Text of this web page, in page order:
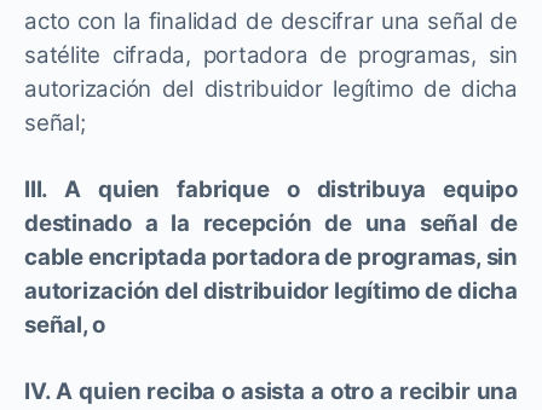
acto con la finalidad de descifrar una señal de
satélite cifrada, portadora de programas, sin
autorización del distribuidor legítimo de dicha
señal;
III. A quien fabrique o distribuya equipo
destinado a la recepción de una señal de
cable encriptada portadora de programas, sin
autorización del distribuidor legítimo de dicha
señal, o
IV. A quien reciba o asista a otro a recibir una